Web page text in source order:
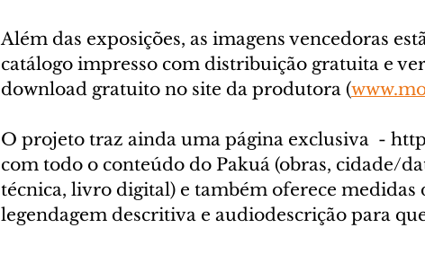
Além das exposições, as imagens vencedoras
catálogo impresso com distribuição gratuita e
download gratuito no site da produtora (
O projeto traz ainda uma página exclusiva  -
com todo o conteúdo do Pakuá (obras, cidade/
técnica, livro digital) e também oferece medidas
legendagem descritiva e audiodescrição para